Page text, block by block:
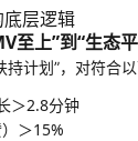
层逻辑
至上”到“生态
计划”，对符合
＞2.8分钟
＞15%